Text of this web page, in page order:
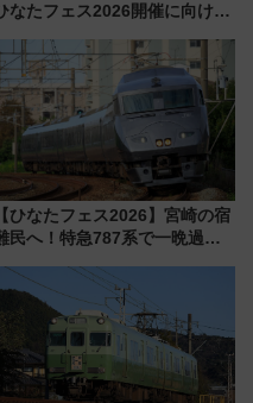
なたフェス2026開催に向けJR
力応援 夜行列車「ドリーム
ひさま号」も走る
【ひなたフェス2026】宮崎の宿
民へ！特急787系で一晩過ご
ローおひさま」が救世主に？